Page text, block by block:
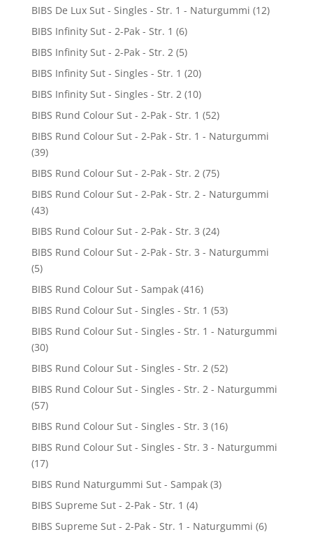
BIBS De Lux Sut - Singles - Str. 1 - Naturgummi (12)
BIBS Infinity Sut - 2-Pak - Str. 1 (6)
BIBS Infinity Sut - 2-Pak - Str. 2 (5)
BIBS Infinity Sut - Singles - Str. 1 (20)
BIBS Infinity Sut - Singles - Str. 2 (10)
BIBS Rund Colour Sut - 2-Pak - Str. 1 (52)
BIBS Rund Colour Sut - 2-Pak - Str. 1 - Naturgummi
(39)
BIBS Rund Colour Sut - 2-Pak - Str. 2 (75)
BIBS Rund Colour Sut - 2-Pak - Str. 2 - Naturgummi
(43)
BIBS Rund Colour Sut - 2-Pak - Str. 3 (24)
BIBS Rund Colour Sut - 2-Pak - Str. 3 - Naturgummi
(5)
BIBS Rund Colour Sut - Sampak (416)
BIBS Rund Colour Sut - Singles - Str. 1 (53)
BIBS Rund Colour Sut - Singles - Str. 1 - Naturgummi
(30)
BIBS Rund Colour Sut - Singles - Str. 2 (52)
BIBS Rund Colour Sut - Singles - Str. 2 - Naturgummi
(57)
BIBS Rund Colour Sut - Singles - Str. 3 (16)
BIBS Rund Colour Sut - Singles - Str. 3 - Naturgummi
(17)
BIBS Rund Naturgummi Sut - Sampak (3)
BIBS Supreme Sut - 2-Pak - Str. 1 (4)
BIBS Supreme Sut - 2-Pak - Str. 1 - Naturgummi (6)